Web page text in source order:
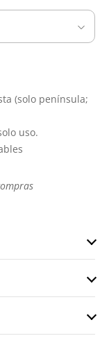
(solo península;
uso.